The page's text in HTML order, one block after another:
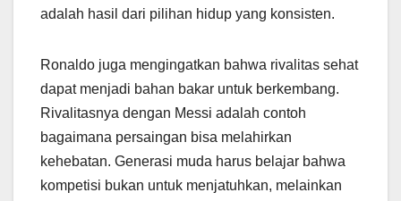
adalah hasil dari pilihan hidup yang konsisten.
Ronaldo juga mengingatkan bahwa rivalitas sehat
dapat menjadi bahan bakar untuk berkembang.
Rivalitasnya dengan Messi adalah contoh
bagaimana persaingan bisa melahirkan
kehebatan. Generasi muda harus belajar bahwa
kompetisi bukan untuk menjatuhkan, melainkan